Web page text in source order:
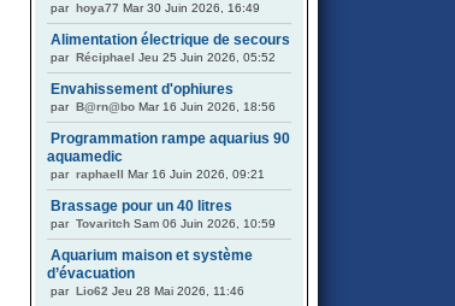
par hoya77 Mar 30 Juin 2026, 16:49
Alimentation électrique de secours
par Réciphael Jeu 25 Juin 2026, 05:52
Envahissement d'ophiures
par B@rn@bo Mar 16 Juin 2026, 18:56
Programmation rampe aquarius 90
aquamedic
par raphaell Mar 16 Juin 2026, 09:21
Brassage pour un 40 litres
par Tovaritch Sam 06 Juin 2026, 10:59
Aquarium maison et système
d’évacuation
par Lio62 Jeu 28 Mai 2026, 11:46